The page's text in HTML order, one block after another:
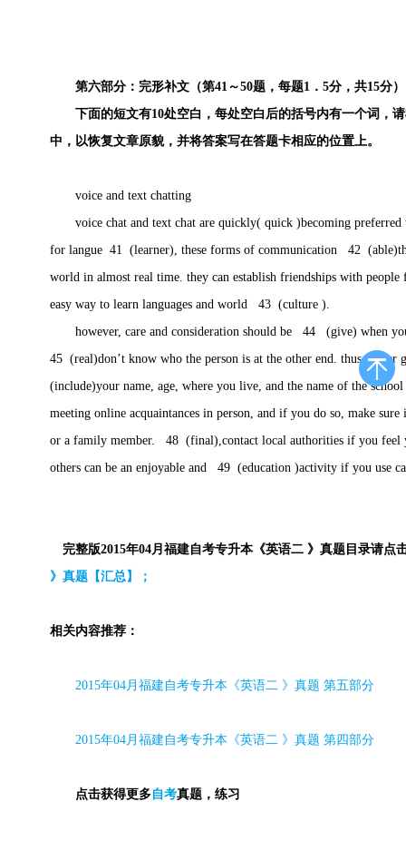
第六部分：完形补文（第41～50题，每题1．5分，共15分）
下面的短文有10处空白，每处空白后的括号内有一个词，请
中，以恢复文章原貌，并将答案写在答题卡相应的位置上。
voice and text chatting
voice chat and text chat are quickly( quick )becoming preferred
for langue 41 (learner), these forms of communication 42
world in almost real time. they can establish friendships with
easy way to learn languages and world 43 (culture ).
however, care and consideration should be 44 (give) when
45 (real)don’t know who the person is at the other end. thus,
(include)your name, age, where you live, and the name of the
meeting online acquaintances in person, and if you do so, make
or a family member. 48 (final),contact local authorities if you feel
others can be an enjoyable and 49 (education )activity if you use
完整版2015年04月福建自考专升本《英语二 》真题目录请点
》真题【汇总】；
相关内容推荐：
2015年04月福建自考专升本《英语二 》真题 第五部分
2015年04月福建自考专升本《英语二 》真题 第四部分
点击获得更多自考真题，练习